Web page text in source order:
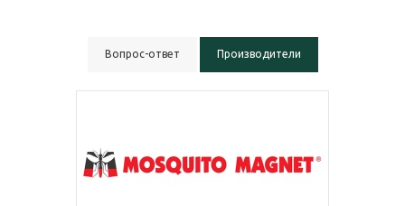
Вопрос-ответ Производители